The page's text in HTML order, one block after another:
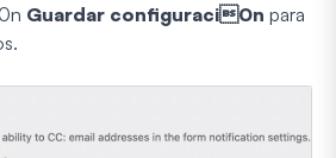
Guardar configuraci0n para